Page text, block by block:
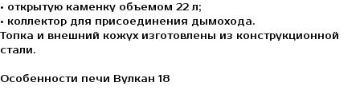
• открытую каменку объемом 22 л;
• коллектор для присоединения дымохода.
Топка и внешний кожух изготовлены из конструкционной
стали.
Особенности печи Вулкан 18